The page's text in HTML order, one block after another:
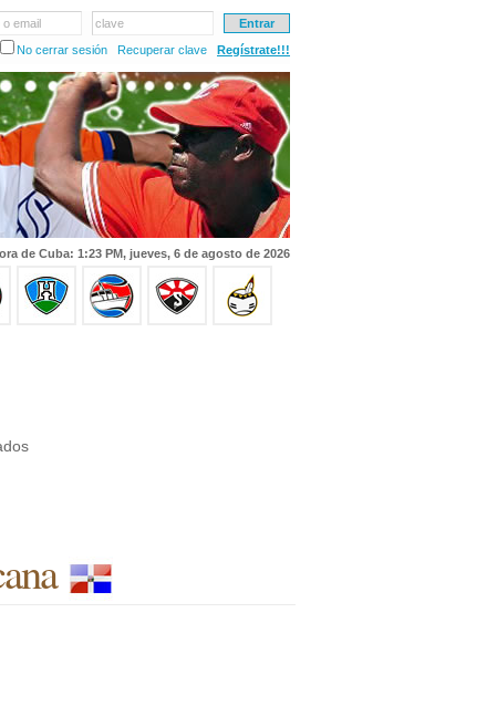
o email
clave
No cerrar sesión
Recuperar clave Regístrate!!!
de Cuba: 1:23 PM, jueves, 6 de agosto de 2026